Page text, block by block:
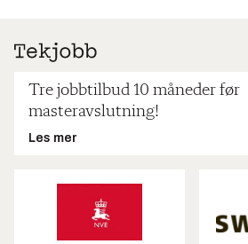
Tre jobbtilbud 10 måneder før
masteravslutning!
Les mer